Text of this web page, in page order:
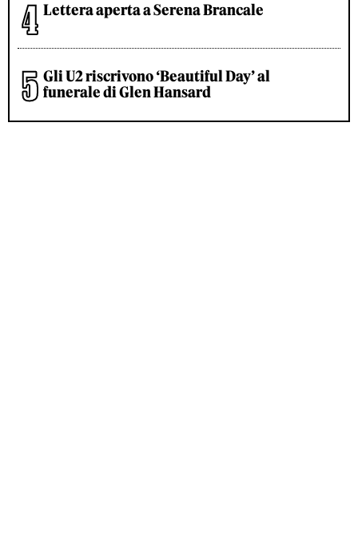
Lettera aperta a Serena Brancale
Gli U2 riscrivono ‘Beautiful Day’ al
funerale di Glen Hansard